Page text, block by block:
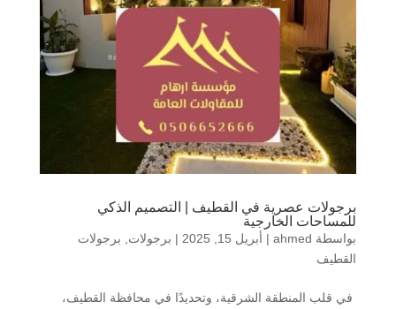
برجولات عصرية في القطيف | التصميم الذكي
للمساحات الخارجية
بواسطة ahmed
| أبريل 15, 2025 | برجولات
برجولات
القطيف
في قلب المنطقة الشرقية، وتحديدًا في محافظة القطيف،